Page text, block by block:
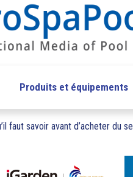
Produits et équipements
faut savoir avant d’acheter du